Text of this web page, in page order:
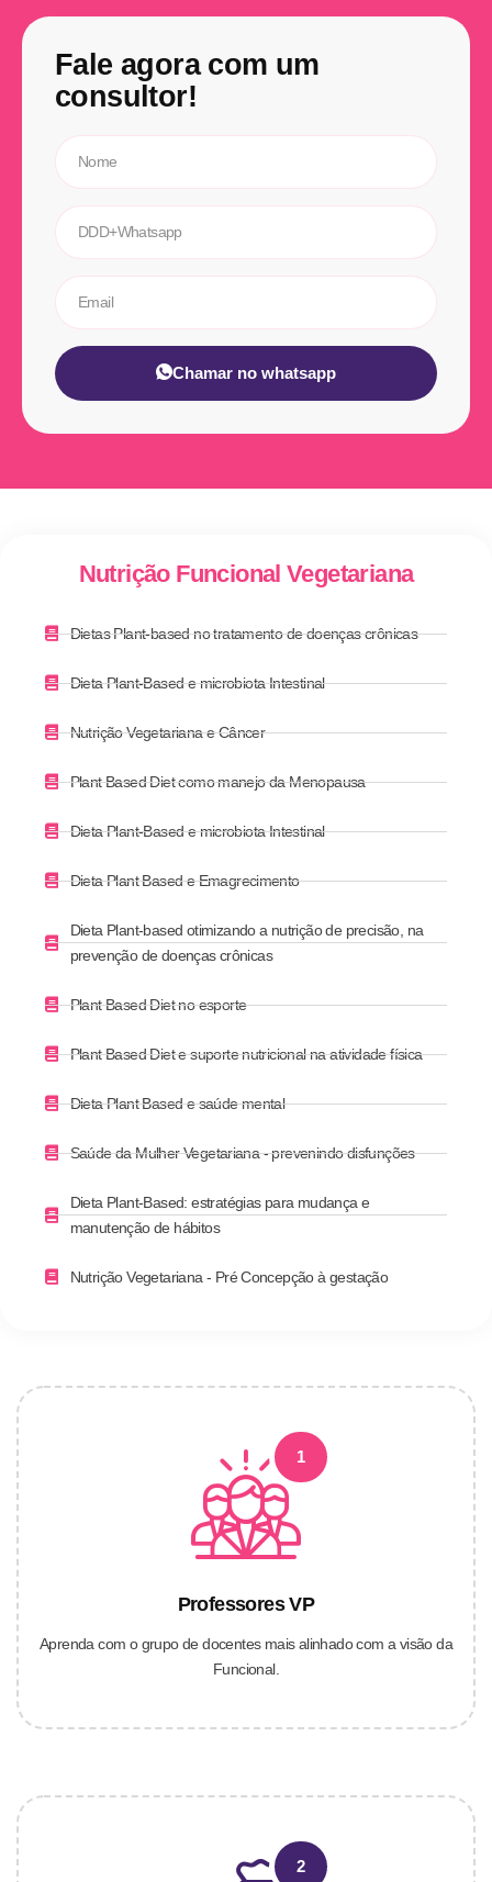
Fale agora com um
consultor!
Chamar no whatsapp
Nutrição Funcional Vegetariana
Dietas Plant-based no tratamento de doenças crônicas
Dieta Plant-Based e microbiota Intestinal
Nutrição Vegetariana e Câncer
Plant Based Diet como manejo da Menopausa
Dieta Plant-Based e microbiota Intestinal
Dieta Plant Based e Emagrecimento
Dieta Plant-based otimizando a nutrição de precisão, na
prevenção de doenças crônicas
Plant Based Diet no esporte
Plant Based Diet e suporte nutricional na atividade física
Dieta Plant Based e saúde mental
Saúde da Mulher Vegetariana - prevenindo disfunções
Dieta Plant-Based: estratégias para mudança e
manutenção de hábitos
Nutrição Vegetariana - Pré Concepção à gestação
1
Professores VP
Aprenda com o grupo de docentes mais alinhado com a visão da
Funcional.
2